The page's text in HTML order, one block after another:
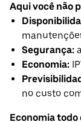
Aqui você não
Segurança:
Economia:
no custo
Economia todo